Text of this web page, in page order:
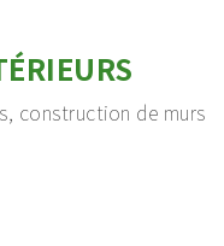
construction de murs